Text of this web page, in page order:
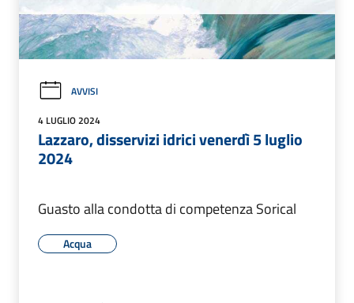
AVVISI
4 LUGLIO 2024
Lazzaro, disservizi idrici venerdì 5 luglio
2024
Guasto alla condotta di competenza Sorical
Acqua